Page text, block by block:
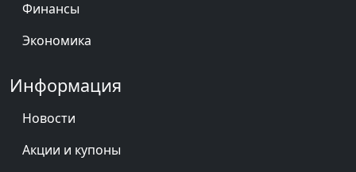
Финансы
Экономика
Информация
Новости
Акции и купоны